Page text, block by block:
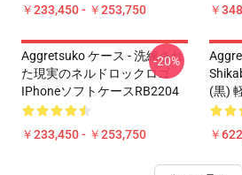
￥233,450 - ￥253,750 ￥
Aggretsuko ケース - 洗練され
た現実のネルドロックロゴ
IPhoneソフトケースRB2204
￥233,450 - ￥253,750
-20%
(黒)
￥